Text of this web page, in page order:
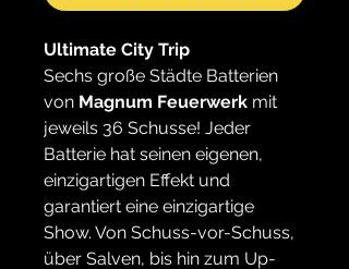
Ultimate City Trip
Sechs große Städte Batterien
von Magnum Feuerwerk mit
jeweils 36 Schusse! Jeder
Batterie hat seinen eigenen,
einzigartigen Effekt und
garantiert eine einzigartige
Show. Von Schuss-vor-Schuss,
über Salven, bis hin zum Up-